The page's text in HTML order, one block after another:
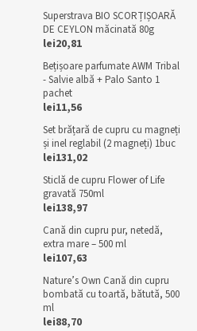
Superstrava BIO SCORȚIȘOARĂ
DE CEYLON măcinată 80g
lei20,81
Bețișoare parfumate AWM Tribal
- Salvie albă + Palo Santo 1
pachet
lei11,56
Set brățară de cupru cu magneți
și inel reglabil (2 magneți) 1buc
lei131,02
Sticlă de cupru Flower of Life
gravată 750ml
lei138,97
Cană din cupru pur, netedă,
extra mare – 500 ml
lei107,63
Nature’s Own Cană din cupru
bombată cu toartă, bătută, 500
ml
lei88,70